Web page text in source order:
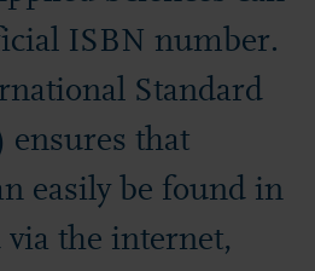
ISBN number.
Standard
ensures that
easily be found in
via the internet,